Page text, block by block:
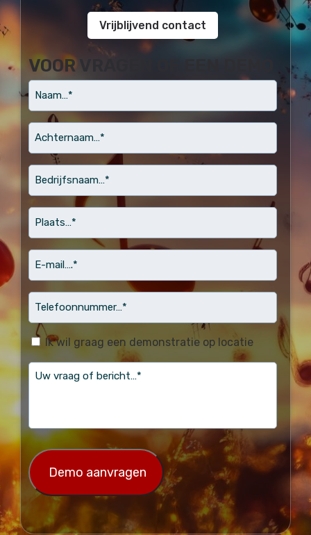
Vrijblijvend contact
VOOR VRAGEN OF EEN DEMO
naam
Achternaam…
Bedrijfsnaam…
Plaats…
email
Telefoonnummer…
(Vereist)
Ik wil graag een demonstratie op locatie
vraag